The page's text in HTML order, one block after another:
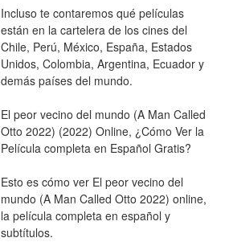
Incluso te contaremos qué películas
están en la cartelera de los cines del
Chile, Perú, México, España, Estados
Unidos, Colombia, Argentina, Ecuador y
demás países del mundo.
El peor vecino del mundo (A Man Called
Otto 2022) (2022) Online, ¿Cómo Ver la
Película completa en Español Gratis?
Esto es cómo ver El peor vecino del
mundo (A Man Called Otto 2022) online,
la película completa en español y
subtítulos.